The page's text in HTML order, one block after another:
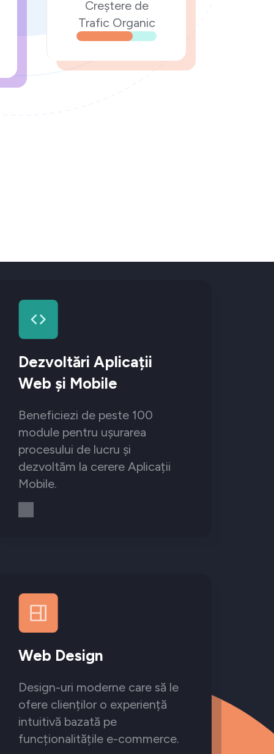
Creștere de
Trafic Organic
Dezvoltări Aplicații
Web și Mobile
Beneficiezi de peste 100
module pentru ușurarea
procesului de lucru și
dezvoltăm la cerere Aplicații
Mobile.
Web Design
Design-uri moderne care să le
ofere clienților o experiență
intuitivă bazată pe
funcționalitățile e-commerce.